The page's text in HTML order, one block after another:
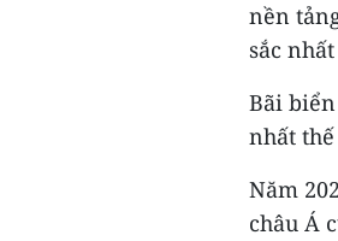
nền
sắc
Bãi
nhất
Năm
châu Á